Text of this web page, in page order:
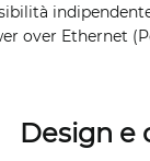
over Ethernet
Design e